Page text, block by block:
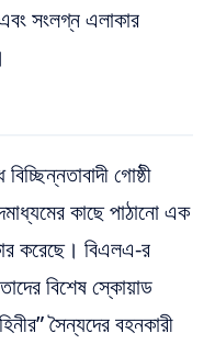
সংলগ্ন এলাকার
গোষ্ঠী
কাছে পাঠানো এক
করেছে। বিএলএ-র
বিশেষ স্কোয়াড
সৈন্যদের বহনকারী